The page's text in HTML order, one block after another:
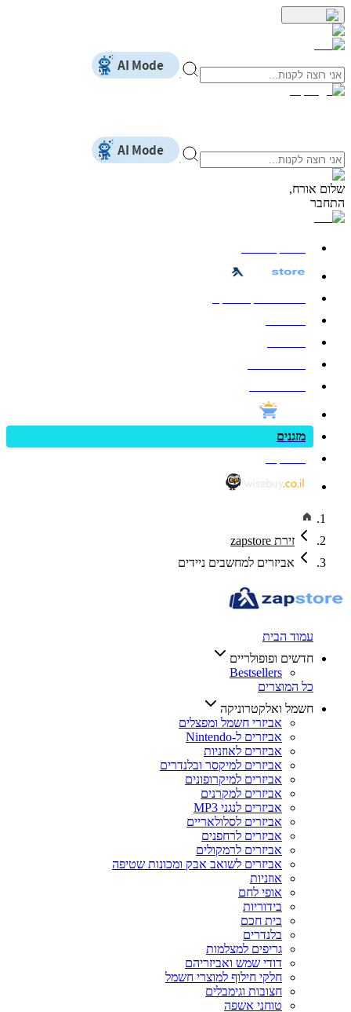
שלום אורח,
התחבר
מזגנים
זירת zapstore
אביזרים למחשבים ניידים
עמוד הבית
חדשים ופופולריים
Bestsellers
כל המוצרים
חשמל ואלקטרוניקה
אביזרי חשמל ומפצלים
אביזרים ל-Nintendo
אביזרים לאוזניות
אביזרים למיקסר ובלנדרים
אביזרים למיקרופונים
אביזרים למקרנים
אביזרים לנגני MP3
אביזרים לסלולאריים
אביזרים לרחפנים
אביזרים לרמקולים
אביזרים לשואב אבק ומכונות שטיפה
אוזניות
אופי לחם
בידוריות
בית חכם
בלנדרים
גריפים למצלמות
דודי שמש ואביזריהם
חלקי חילוף למוצרי חשמל
חצובות וגימבלים
טוחני אשפה